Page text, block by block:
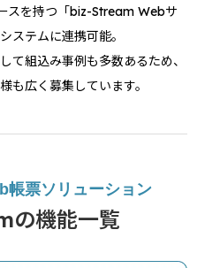
スを持つ「biz-Stream Webサ
ステムに連携可能。
て組込み事例も多数あるため、
も広く募集しています。
帳票ソリューション
機能一覧